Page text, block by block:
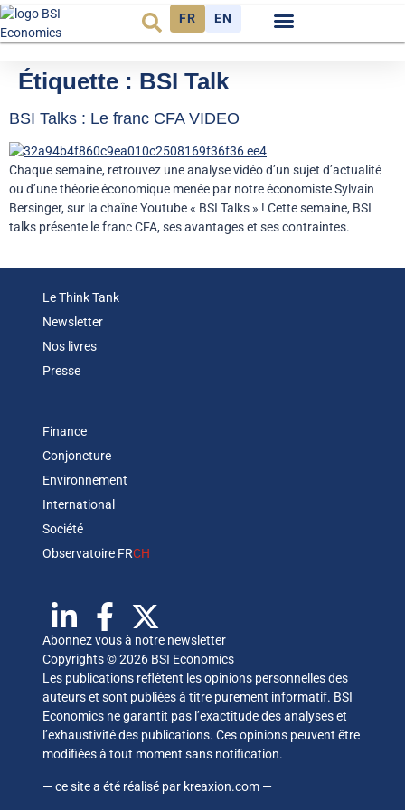
FR EN
Étiquette : BSI Talk
BSI Talks : Le franc CFA VIDEO
Chaque semaine, retrouvez une analyse vidéo d’un sujet d’actualité
ou d’une théorie économique menée par notre économiste Sylvain
Bersinger, sur la chaîne Youtube « BSI Talks » ! Cette semaine, BSI
talks présente le franc CFA, ses avantages et ses contraintes.
Le Think Tank
Newsletter
Nos livres
Presse
Finance
Conjoncture
Environnement
International
Société
Observatoire FRCH
Abonnez vous à notre newsletter
Copyrights © 2026 BSI Economics
Les publications reflètent les opinions personnelles des
auteurs et sont publiées à titre purement informatif. BSI
Economics ne garantit pas l’exactitude des analyses et
l’exhaustivité des publications. Ces opinions peuvent être
modifiées à tout moment sans notification.
— ce site a été réalisé par kreaxion.com —